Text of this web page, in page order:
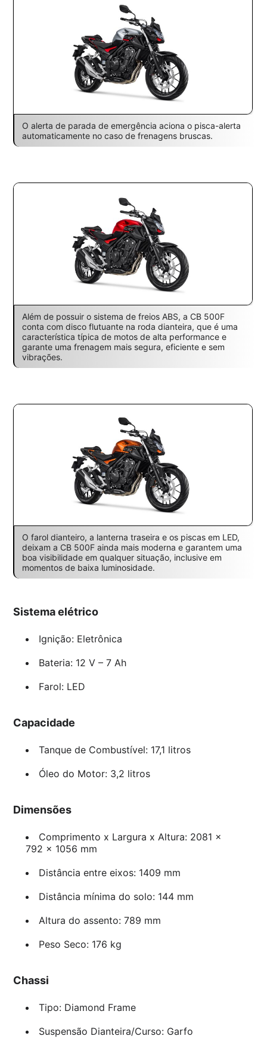
O alerta de parada de emergência aciona o pisca-alerta
automaticamente no caso de frenagens bruscas.
Além de possuir o sistema de freios ABS, a CB 500F
conta com disco flutuante na roda dianteira, que é uma
característica típica de motos de alta performance e
garante uma frenagem mais segura, eficiente e sem
vibrações.
O farol dianteiro, a lanterna traseira e os piscas em LED,
deixam a CB 500F ainda mais moderna e garantem uma
boa visibilidade em qualquer situação, inclusive em
momentos de baixa luminosidade.
Sistema elétrico
Ignição: Eletrônica
Bateria: 12 V – 7 Ah
Farol: LED
Capacidade
Tanque de Combustível: 17,1 litros
Óleo do Motor: 3,2 litros
Dimensões
Comprimento x Largura x Altura: 2081 x
792 x 1056 mm
Distância entre eixos: 1409 mm
Distância mínima do solo: 144 mm
Altura do assento: 789 mm
Peso Seco: 176 kg
Chassi
Tipo: Diamond Frame
Suspensão Dianteira/Curso: Garfo